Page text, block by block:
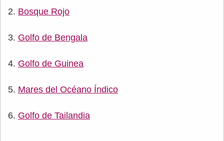
Bosque Rojo
Golfo de Bengala
Golfo de Guinea
Mares del Océano Índico
Golfo de Tailandia